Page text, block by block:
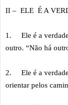
II – ELE É A
1.
Ele é a
outro. “Não há
2.
Ele é a
orientar pelos